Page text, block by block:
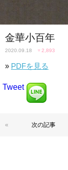
金華小百年
2020.09.18 ♥ 2,893
» PDFを見る
Tweet
次の記事
«